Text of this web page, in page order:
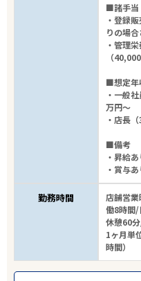
エリアで探す
■諸手当
・登録
りの場
・管理
（
■想定年
・一般
万円～
・店長
■備考
・昇給あ
・賞与
勤務時間
店舗営
働8時
休憩60
1ヶ月単
時間）